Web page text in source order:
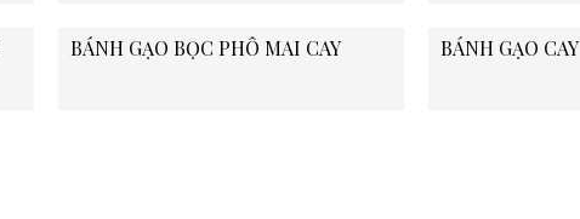
BÁNH GẠO BỌC PHÔ MAI CAY BÁNH GẠO CAY